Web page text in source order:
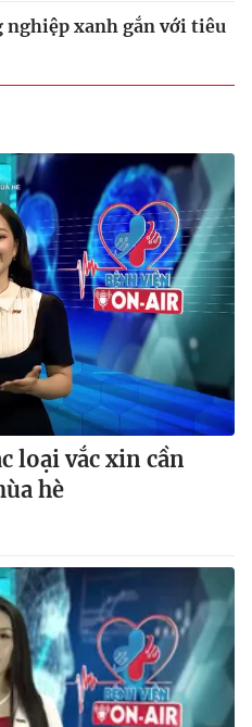
nghiệp xanh gắn với tiêu
loại vắc xin cần
hè